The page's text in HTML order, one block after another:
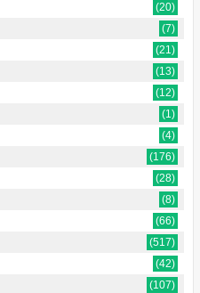
(20)
(7)
(21)
(13)
(12)
(1)
(4)
(176)
(28)
(8)
(66)
(517)
(42)
(107)